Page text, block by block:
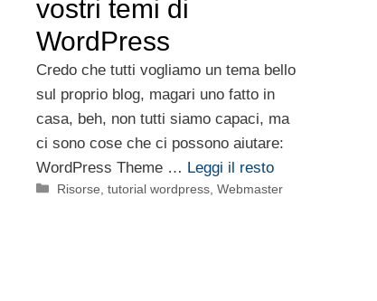
vostri temi di
WordPress
Credo che tutti vogliamo un tema bello
sul proprio blog, magari uno fatto in
casa, beh, non tutti siamo capaci, ma
ci sono cose che ci possono aiutare:
WordPress Theme … Leggi il resto
Categorie
Risorse ,tutorial wordpress ,Webmaster